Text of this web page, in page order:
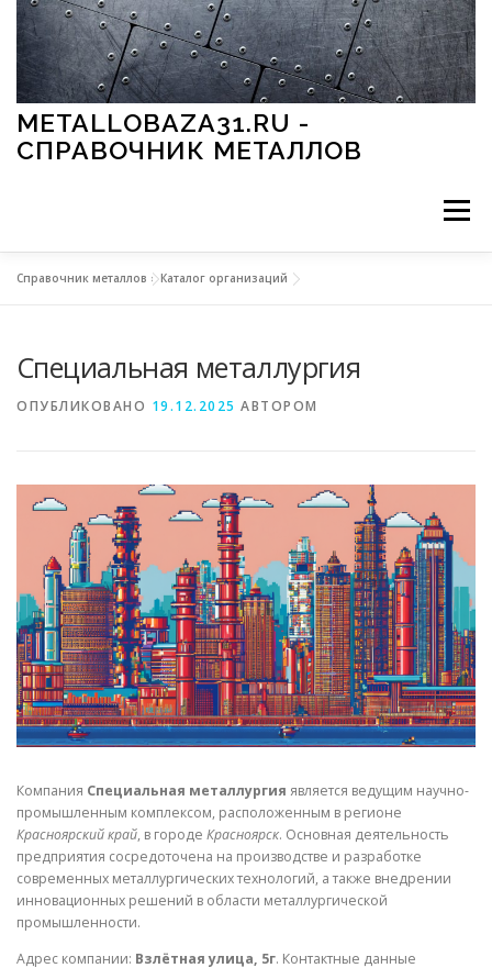
Перейти к содержимому
METALLOBAZA31.RU -
СПРАВОЧНИК МЕТАЛЛОВ
Меню
МЕТАЛЛЫ И ОКРУЖАЮЩАЯ СРЕДА
СВОЙСТВА МЕТАЛЛОВ СОРТА МЕТАЛЛОВ
СТАТЬИ
Справочник металлов »Каталог организаций
Специальная металлургия
ОПУБЛИКОВАНО 19.12.2025 АВТОРОМ
Компания Специальная металлургия является ведущим научно-
промышленным комплексом, расположенным в регионе
Красноярский край, в городе Красноярск. Основная деятельность
предприятия сосредоточена на производстве и разработке
современных металлургических технологий, а также внедрении
инновационных решений в области металлургической
промышленности.
Адрес компании: Взлётная улица, 5г. Контактные данные